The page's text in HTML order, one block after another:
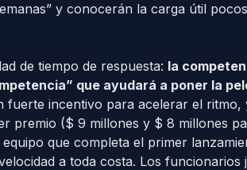
y conocerán la carga útil
de tiempo de respuesta: la
que ayudará a poner la
fuerte incentivo para acelerar el ritmo,
premio ($ 9 millones y $ 8 millones
que completa el primer
a toda costa. Los funcionarios